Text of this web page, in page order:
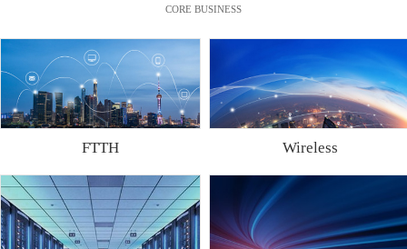
CORE BUSINESS
FTTH Wireless